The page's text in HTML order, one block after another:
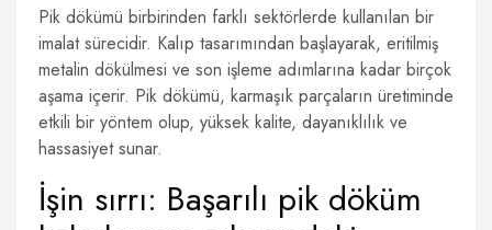
Pik dökümü birbirinden farklı sektörlerde kullanılan bir
imalat sürecidir. Kalıp tasarımından başlayarak, eritilmiş
metalin dökülmesi ve son işleme adımlarına kadar birçok
aşama içerir. Pik dökümü, karmaşık parçaların üretiminde
etkili bir yöntem olup, yüksek kalite, dayanıklılık ve
hassasiyet sunar.
İşin sırrı: Başarılı pik döküm